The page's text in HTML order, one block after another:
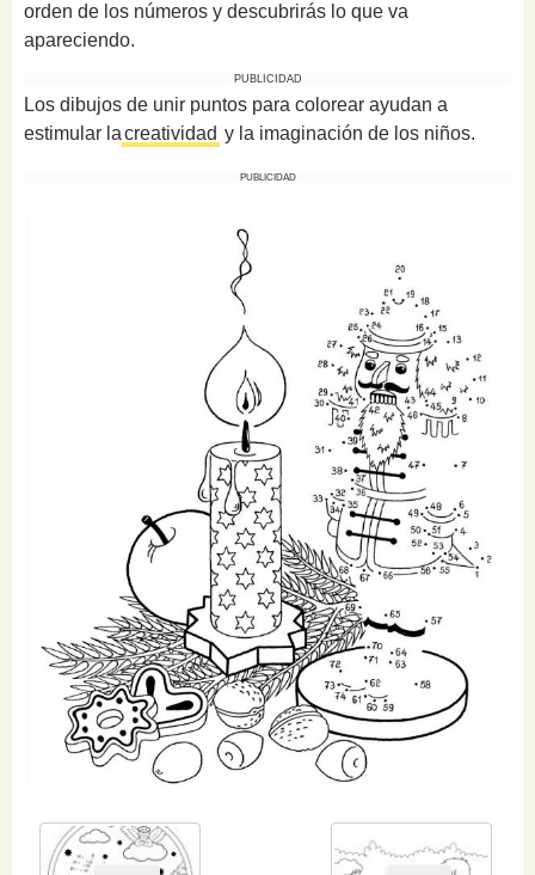
orden de los números y descubrirás lo que va
apareciendo.
PUBLICIDAD
Los dibujos de unir puntos para colorear ayudan a
estimular lacreatividad y la imaginación de los niños.
PUBLICIDAD